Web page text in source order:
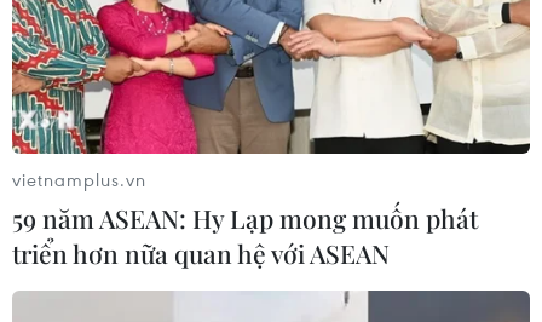
vietnamplus.vn
59 năm ASEAN: Hy Lạp mong muốn phát
triển hơn nữa quan hệ với ASEAN